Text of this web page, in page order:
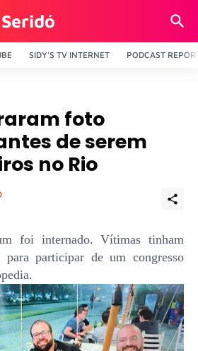
SIDY'S TV INTERNET PODCAST
foto
de serem
no Rio
foi internado. Vítimas tinham
participar de um congresso